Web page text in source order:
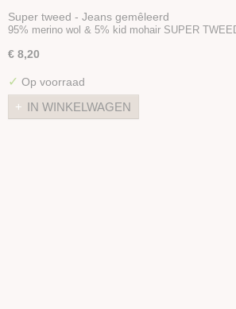
Super tweed - Jeans gemêleerd
95% merino wol & 5% kid mohair SUPER
€ 8,20
✓ Op voorraad
IN WINKELWAGEN